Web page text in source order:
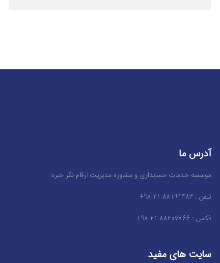
آدرس ما
موسسه خدمات حسابداری و مشاوره مدیریت ارقام نگر خبره
تلفن : 88191483 21 98+
فکس : 88205766 21 98+
سایت های مفید